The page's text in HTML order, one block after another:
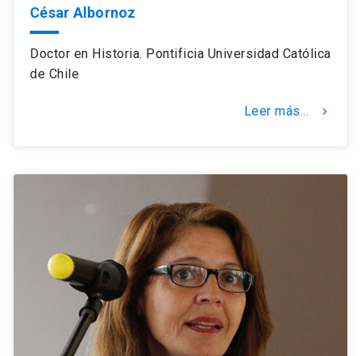
César Albornoz
Doctor en Historia. Pontificia Universidad Católica
de Chile
Leer más... keyboard_arrow_right